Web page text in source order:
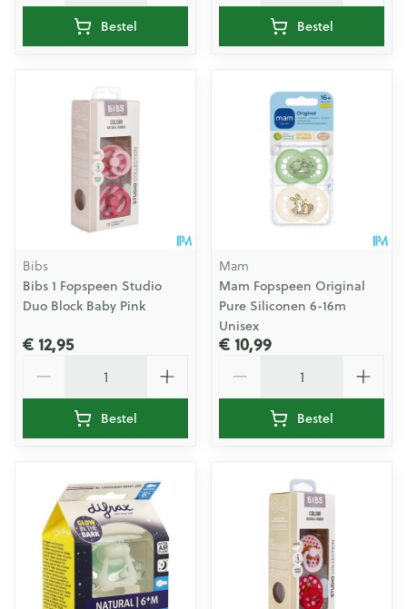
Bestel Bestel
Bibs
Bibs 1 Fopspeen Studio
Duo Block Baby Pink
€ 12,95
Bestel
Mam
Mam Fopspeen Original
Pure Siliconen 6-16m
Unisex
€ 10,99
Bestel